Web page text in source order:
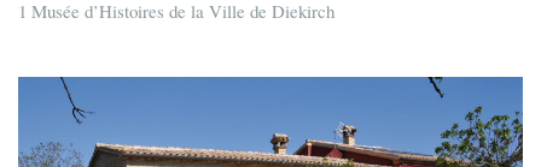
1 Musée d’Histoires de la Ville de Diekirch